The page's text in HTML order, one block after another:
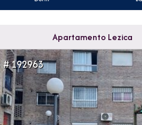
Apartamento Lezica
# 192963